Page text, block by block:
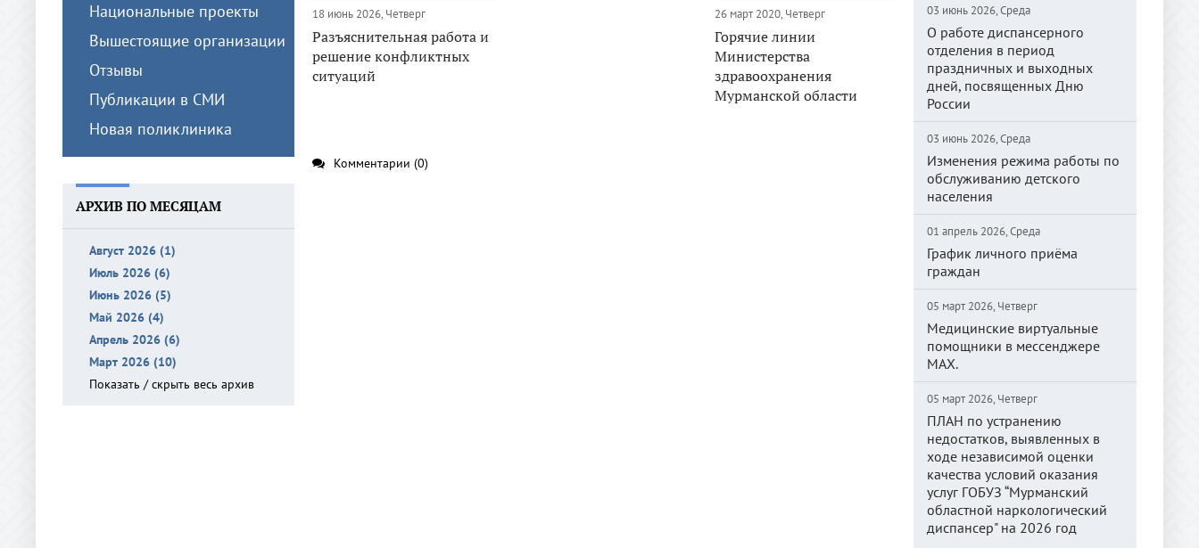
Национальные проекты
Вышестоящие организации
Отзывы
Публикации в СМИ
Новая поликлиника
АРХИВ ПО МЕСЯЦАМ
Август 2026 (1)
Июль 2026 (6)
Июнь 2026 (5)
Май 2026 (4)
Апрель 2026 (6)
Март 2026 (10)
Показать / скрыть весь архив
18 июнь 2026, Четверг
Разъяснительная работа и
решение конфликтных
ситуаций
26 март 2020, Четверг
Горячие линии
Министерства
здравоохранения
Мурманской области
Комментарии (0)
03 июнь 2026, Среда
О работе диспансерного
отделения в период
праздничных и выходных
дней, посвященных Дню
России
03 июнь 2026, Среда
Изменения режима работы по
обслуживанию детского
населения
01 апрель 2026, Среда
График личного приёма
граждан
05 март 2026, Четверг
Медицинские виртуальные
помощники в мессенджере
MAX.
05 март 2026, Четверг
ПЛАН по устранению
недостатков, выявленных в
ходе независимой оценки
качества условий оказания
услуг ГОБУЗ “Мурманский
областной наркологический
диспансер" на 2026 год